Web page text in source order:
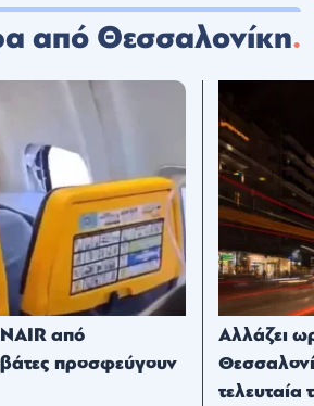
από Θεσσαλονίκη
από
προσφεύγουν
Αλλάζει
τελευταία